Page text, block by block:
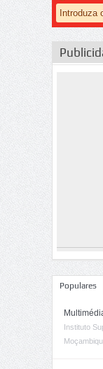
Populares
Instituto